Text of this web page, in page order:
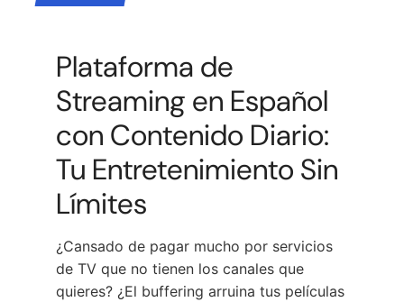
Plataforma de
Streaming en Español
con Contenido Diario:
Tu Entretenimiento Sin
Límites
¿Cansado de pagar mucho por servicios
de TV que no tienen los canales que
quieres? ¿El buffering arruina tus películas